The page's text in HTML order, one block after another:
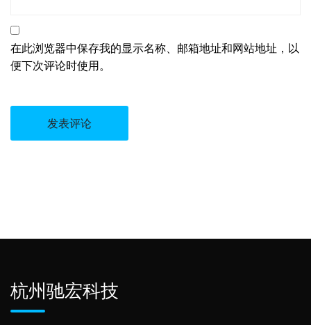
在此浏览器中保存我的显示名称、邮箱地址和网站地址，以
便下次评论时使用。
杭州驰宏科技